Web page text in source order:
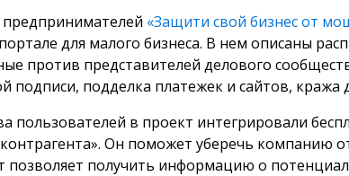
«Защити свой бизнес от
для малого бизнеса. В нем описаны
против представителей делового
подписи, подделка платежек и сайтов, кража
пользователей в проект интегрировали
Он поможет уберечь компанию
позволяет получить информацию о